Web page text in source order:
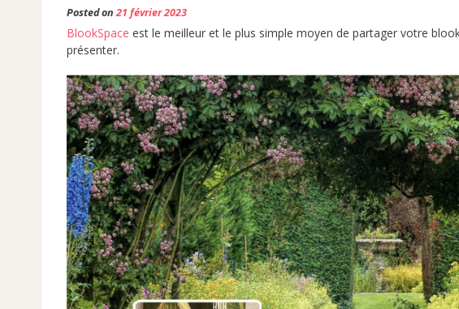
Posted on21 février 2023
BlookSpace est le meilleur et le plus simple moyen de partager votre
présenter.